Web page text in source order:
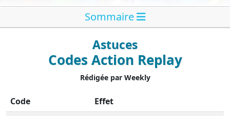
Sommaire
Astuces
Codes Action Replay
Rédigée par Weekly
Code
Effet